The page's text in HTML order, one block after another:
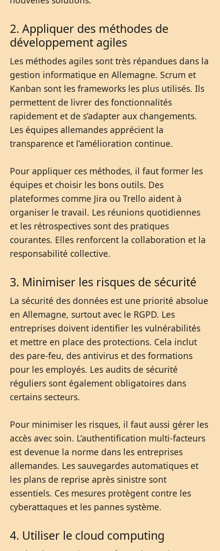
2. Appliquer des méthodes de
développement agiles
Les méthodes agiles sont très répandues dans la
gestion informatique en Allemagne. Scrum et
Kanban sont les frameworks les plus utilisés. Ils
permettent de livrer des fonctionnalités
rapidement et de s’adapter aux changements.
Les équipes allemandes apprécient la
transparence et l’amélioration continue.
Pour appliquer ces méthodes, il faut former les
équipes et choisir les bons outils. Des
plateformes comme Jira ou Trello aident à
organiser le travail. Les réunions quotidiennes
et les rétrospectives sont des pratiques
courantes. Elles renforcent la collaboration et la
responsabilité collective.
3. Minimiser les risques de sécurité
La sécurité des données est une priorité absolue
en Allemagne, surtout avec le RGPD. Les
entreprises doivent identifier les vulnérabilités
et mettre en place des protections. Cela inclut
des pare-feu, des antivirus et des formations
pour les employés. Les audits de sécurité
réguliers sont également obligatoires dans
certains secteurs.
Pour minimiser les risques, il faut aussi gérer les
accès avec soin. L’authentification multi-facteurs
est devenue la norme dans les entreprises
allemandes. Les sauvegardes automatiques et
les plans de reprise après sinistre sont
essentiels. Ces mesures protègent contre les
cyberattaques et les pannes système.
4. Utiliser le cloud computing